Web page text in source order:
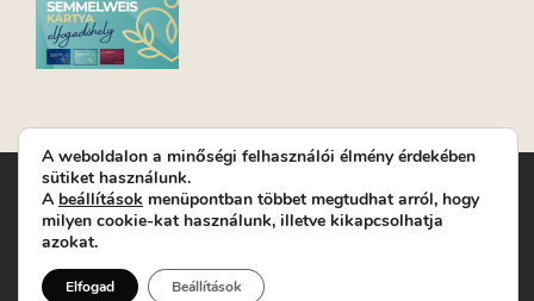
Turay Ida Színház Közhasznú Nonprofit Kft. | Működési
helyszín: Turay Ida Színház 1089 Budapest, Kálvária tér 6. |
Levelezési cím: 1089 Budapest, Kálvária tér 14. | Titkárság:
Jegyrendelés: +36-70/607-2620
A weboldalon a minőségi felhasználói élmény érdekében
sütiket használunk.
A beállítások menüpontban többet megtudhat arról, hogy
milyen cookie-kat használunk, illetve kikapcsolhatja
azokat.
Elfogad Beállítások